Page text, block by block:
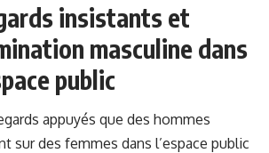
insistants et
masculine dans
public
appuyés que des hommes
sur des femmes dans l’espace public